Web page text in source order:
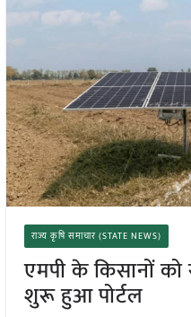
राज्य कृषि समाचार (STATE NEWS)
एमपी के किसानों को
शुरू हुआ पोर्टल